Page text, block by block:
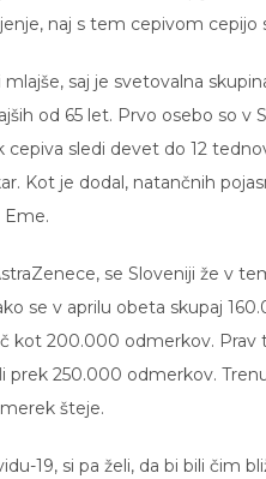
naj s tem cepivom cepijo
saj je svetovalna
od 65 let. Prvo osebo so v
sledi devet do 12
Kot je dodal, natančnih
se Sloveniji že v
se v aprilu obeta skupaj
kot 200.000 odmerkov. Prav
prek 250.000 odmerkov.
šteje.
19, si pa želi, da bi bili čim